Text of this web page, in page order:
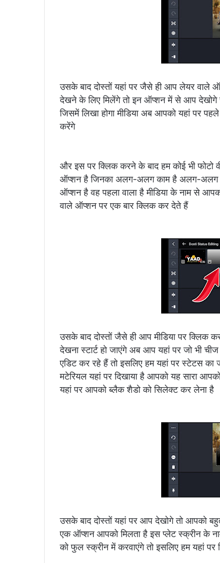
उसके बाद दोस्तों यहां पर जैसे ही आप लेयर वाले
देखने के लिए मिलेंगे तो इन ऑप्शन में से आप
जिसमें लिखा होगा मीडिया अब आपको यहां पर
करेंगे
और इस पर क्लिक करने के बाद हम कोई भी फोटो
ऑप्शन है जिनका अलग-अलग काम है अलग-अलग
ऑप्शन है वह पहला वाला है मीडिया के नाम से
वाले ऑप्शन पर एक बार क्लिक कर देते हैं
उसके बाद दोस्तों जैसे ही आप मीडिया पर क्लिक
देखना स्टार्ट हो जाएंगे अब आप यहां पर जो भी
एडिट कर रहे हैं तो इसलिए हम यहां पर स्टेटस
मटेरियल यहां पर दिखाया है आपको यह सारा
यहां पर आपको ब्लैक शैडो को सिलेक्ट कर लेना है
उसके बाद दोस्तों यहां पर आप देखोगे तो आपको
एक ऑप्शन आपको मिलता है इस प्लेट स्क्रीन के
को फुल स्क्रीन में करवाएंगे तो इसलिए हम यहां